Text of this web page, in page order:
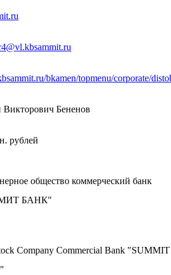
bkamen/topmenu/corporate/
Викторович Бененов
рублей
общество коммерческий банк
БАНК"
Company Commercial Bank "SUMMIT